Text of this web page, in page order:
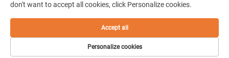
Copyright © 2026 중국 타이저우 HarsMarg 전기기계 주식회사. 모든 권리
개인정보 처리방침
don't want to accept all cookies, click Personalize cookies.
Personalize cookies
Accept all